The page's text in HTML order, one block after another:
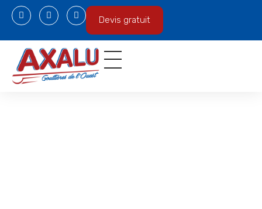
Devis gratuit